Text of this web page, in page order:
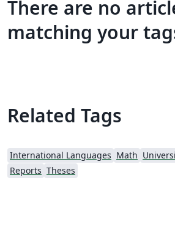
There are no
matching your
Related Tags
International Languages Math
Reports Theses